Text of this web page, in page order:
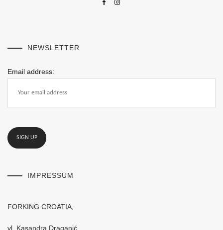
NEWSLETTER
Email address:
IMPRESSUM
FORKING CROATIA,
vl. Kasandra Draganić